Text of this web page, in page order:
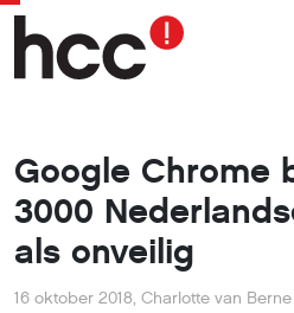
Google Chrome
3000
als onveilig
16 oktober 2018, Charlotte van Berne